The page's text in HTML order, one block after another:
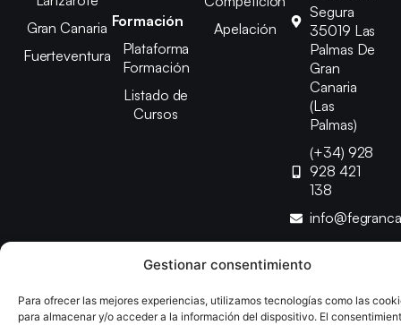
Gestionar consentimiento
Para ofrecer las mejores experiencias, utilizamos tecnologías como las
para almacenar y/o acceder a la información del dispositivo. El
Gran Canaria
Fuerteventura
Formación
Plataforma
Formación
Listado de
Cursos
Apelación
Segura
35019 Las
Palmas De
Gran
Canaria
(Las
Palmas)
(+34) 928
928 421
138
Copyright © 2025 Federación Canaria de Balonmano |